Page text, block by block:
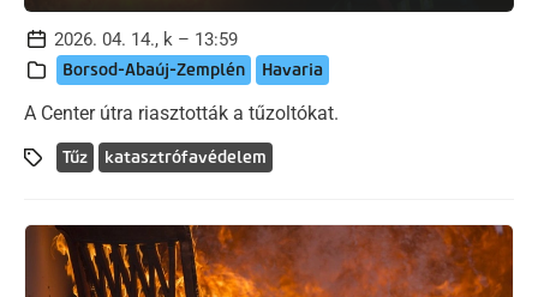
2026. 04. 14., k – 13:59
Borsod-Abaúj-Zemplén Havaria
A Center útra riasztották a tűzoltókat.
Tűz katasztrófavédelem